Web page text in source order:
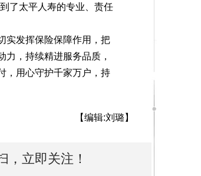
了太平人寿的专业、责任
发挥保险保障作用，把
，持续精进服务品质，
，用心守护千家万户，持
【编辑:刘璐】
，立即关注！